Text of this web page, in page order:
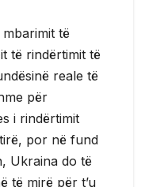
të
të rindërtimit të
reale të
për
i rindërtimit
por në fund
Ukraina do të
të mirë për t’u